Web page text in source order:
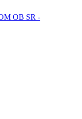
OB SR -